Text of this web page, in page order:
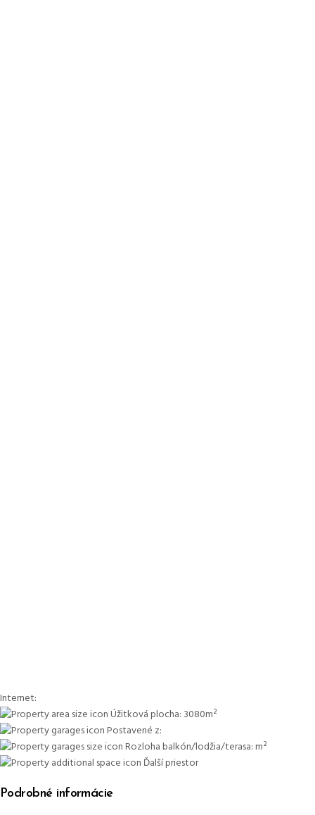
Internet:
Úžitková plocha: 3080m²
Postavené z:
Rozloha balkón/lodžia/terasa:m²
Ďalší priestor
Podrobné informácie